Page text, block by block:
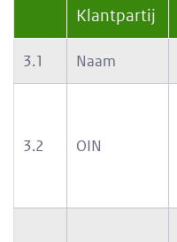
Klantpartij
3.1 Naam
3.2 OIN